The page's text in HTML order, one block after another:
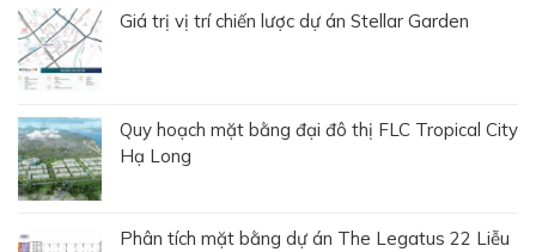
Giá trị vị trí chiến lược dự án Stellar Garden
Quy hoạch mặt bằng đại đô thị FLC Tropical City
Hạ Long
Phân tích mặt bằng dự án The Legatus 22 Liễu